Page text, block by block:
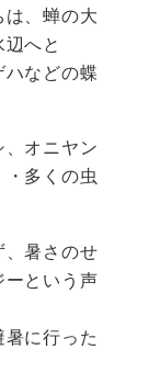
、蝉の大
へと
などの蝶
オニヤン
多くの虫
暑さのせ
という声
に行った